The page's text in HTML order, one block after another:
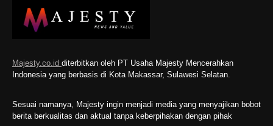
Majesty.co.id diterbitkan oleh PT Usaha Majesty Mencerahkan
Indonesia yang berbasis di Kota Makassar, Sulawesi Selatan.
Sesuai namanya, Majesty ingin menjadi media yang menyajikan bobot
berita berkualitas dan aktual tanpa keberpihakan dengan pihak